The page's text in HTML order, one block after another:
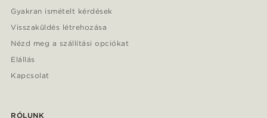
Gyakran ismételt kérdések
Visszaküldés létrehozása
Nézd meg a szállítási opciókat
Elállás
Kapcsolat
RÓLUNK